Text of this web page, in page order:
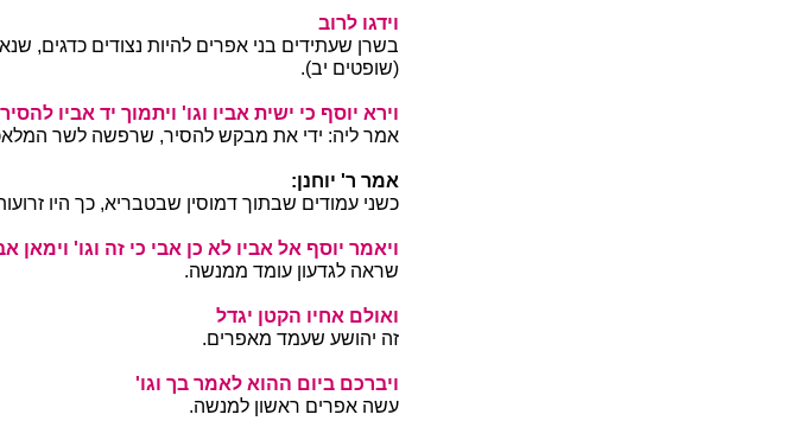
וידגו לרוב
בשרן שעתידים בני אפרים להיות נצודים כדגים,
(שופטים יב).
וירא יוסף כי ישית אביו וגו' ויתמוך יד אביו
אמר ליה: ידי את מבקש להסיר, שרפשה לשר
אמר ר' יוחנן:
כשני עמודים שבתוך דמוסין שבטבריא, כך היו
ויאמר יוסף אל אביו לא כן אבי כי זה וגו' וימאן
שראה לגדעון עומד ממנשה.
ואולם אחיו הקטן יגדל
זה יהושע שעמד מאפרים.
ויברכם ביום ההוא לאמר בך וגו'
עשה אפרים ראשון למנשה.